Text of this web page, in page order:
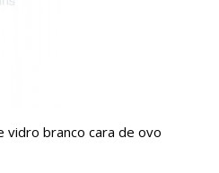
vidro branco cara de ovo